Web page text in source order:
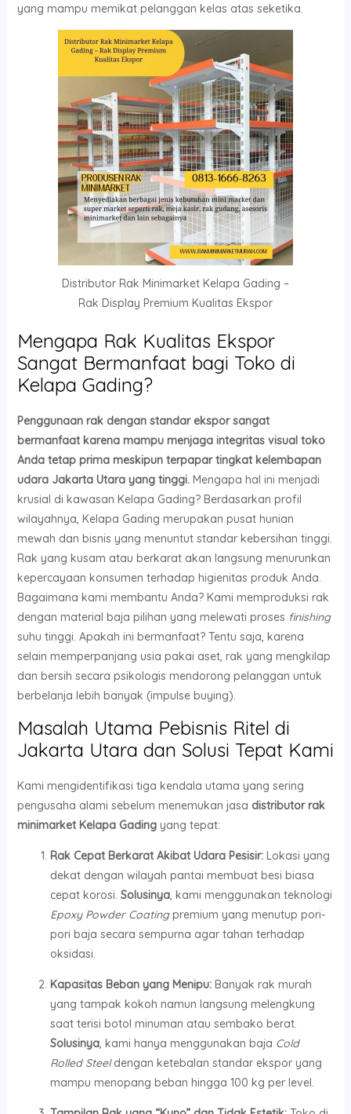
yang mampu memikat pelanggan kelas atas seketika.
Distributor Rak Minimarket Kelapa Gading –
Rak Display Premium Kualitas Ekspor
Mengapa Rak Kualitas Ekspor
Sangat Bermanfaat bagi Toko di
Kelapa Gading?
Penggunaan rak dengan standar ekspor sangat
bermanfaat karena mampu menjaga integritas visual toko
Anda tetap prima meskipun terpapar tingkat kelembapan
udara Jakarta Utara yang tinggi.Mengapa hal ini menjadi
krusial di kawasan Kelapa Gading? Berdasarkan profil
wilayahnya, Kelapa Gading merupakan pusat hunian
mewah dan bisnis yang menuntut standar kebersihan tinggi.
Rak yang kusam atau berkarat akan langsung menurunkan
kepercayaan konsumen terhadap higienitas produk Anda.
Bagaimana kami membantu Anda? Kami memproduksi rak
dengan material baja pilihan yang melewati proses finishing
suhu tinggi. Apakah ini bermanfaat? Tentu saja, karena
selain memperpanjang usia pakai aset, rak yang mengkilap
dan bersih secara psikologis mendorong pelanggan untuk
berbelanja lebih banyak (impulse buying).
Masalah Utama Pebisnis Ritel di
Jakarta Utara dan Solusi Tepat Kami
Kami mengidentifikasi tiga kendala utama yang sering
pengusaha alami sebelum menemukan jasa distributor rak
minimarket Kelapa Gadingyang tepat:
Rak Cepat Berkarat Akibat Udara Pesisir:Lokasi yang
dekat dengan wilayah pantai membuat besi biasa
cepat korosi. Solusinya, kami menggunakan teknologi
Epoxy Powder Coatingpremium yang menutup pori-
pori baja secara sempurna agar tahan terhadap
oksidasi.
Kapasitas Beban yang Menipu:Banyak rak murah
yang tampak kokoh namun langsung melengkung
saat terisi botol minuman atau sembako berat.
Solusinya, kami hanya menggunakan baja Cold
Rolled Steeldengan ketebalan standar ekspor yang
mampu menopang beban hingga 100 kg per level.